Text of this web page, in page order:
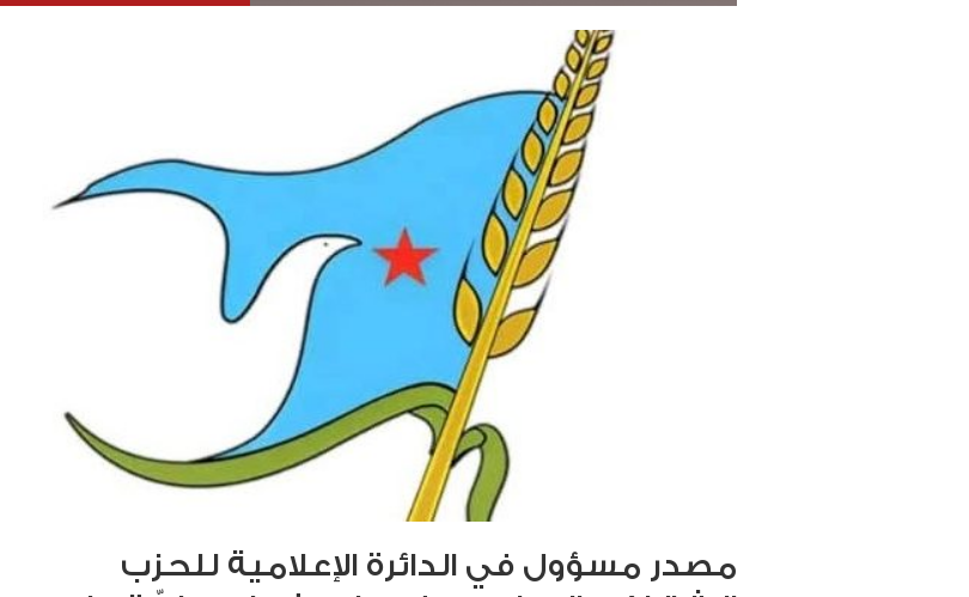
مصدر مسؤول في الدائرة الإعلامية للحزب